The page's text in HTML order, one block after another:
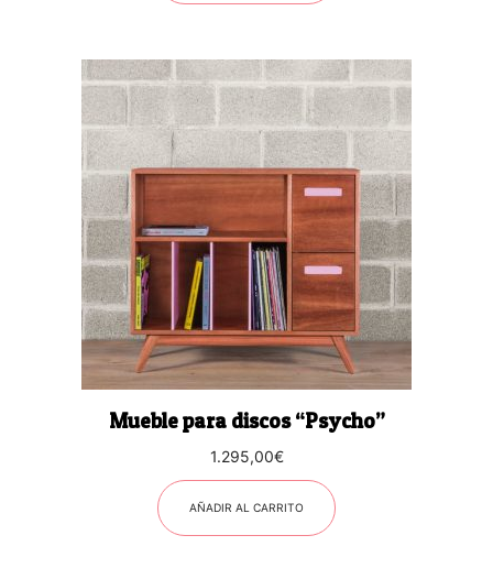
Mueble para discos “Psycho”
1.295,00€
AÑADIR AL CARRITO